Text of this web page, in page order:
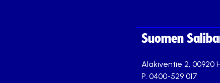
Suomen
Alakiventie 2, 00920
P. 0400-529 017